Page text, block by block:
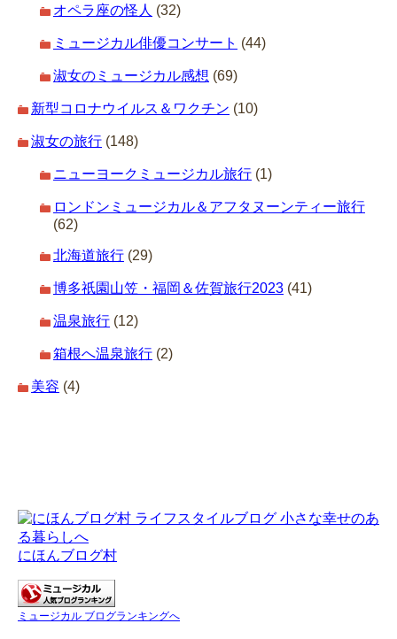
オペラ座の怪人 (32)
ミュージカル俳優コンサート (44)
淑女のミュージカル感想 (69)
新型コロナウイルス＆ワクチン (10)
淑女の旅行 (148)
ニューヨークミュージカル旅行 (1)
ロンドンミュージカル＆アフタヌーンティー旅行
(62)
北海道旅行 (29)
博多祇園山笠・福岡＆佐賀旅行2023 (41)
温泉旅行 (12)
箱根へ温泉旅行 (2)
美容 (4)
にほんブログ村
ミュージカル ブログランキングへ